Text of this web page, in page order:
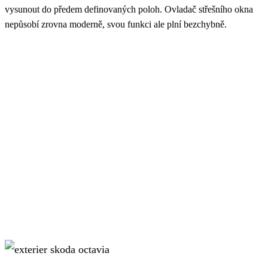
vysunout do předem definovaných poloh. Ovladač střešního okna
nepůsobí zrovna moderně, svou funkci ale plní bezchybně.